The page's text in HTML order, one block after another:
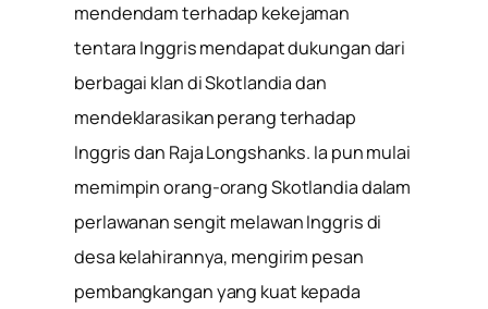
mendendam terhadap kekejaman
tentara Inggris mendapat dukungan dari
berbagai klan di Skotlandia dan
mendeklarasikan perang terhadap
Inggris dan Raja Longshanks. Ia pun mulai
memimpin orang-orang Skotlandia dalam
perlawanan sengit melawan Inggris di
desa kelahirannya, mengirim pesan
pembangkangan yang kuat kepada